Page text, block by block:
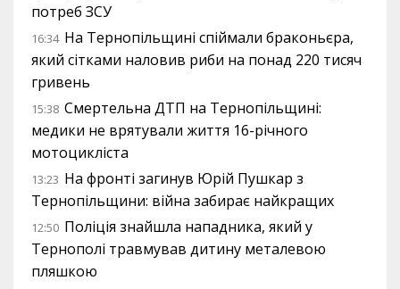
потреб ЗСУ
16:34 На Тернопільщині спіймали браконьєра,
який сітками наловив риби на понад 220 тисяч
гривень
15:38 Смертельна ДТП на Тернопільщині:
медики не врятували життя 16-річного
мотоцикліста
13:23 На фронті загинув Юрій Пушкар з
Тернопільщини: війна забирає найкращих
12:50 Поліція знайшла нападника, який у
Тернополі травмував дитину металевою
пляшкою